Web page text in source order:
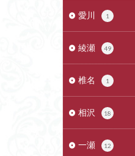
愛川 1
綾瀬 49
椎名 1
相沢 18
一瀬 12